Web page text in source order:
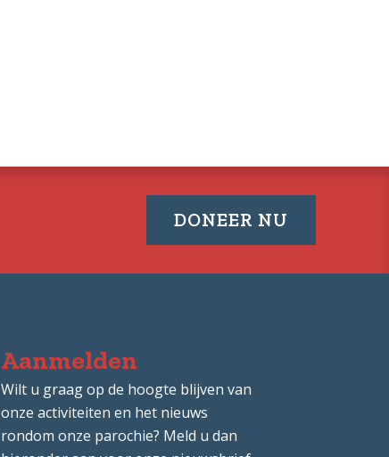
DONEER NU
Aanmelden
Wilt u graag op de hoogte blijven van
onze activiteiten en het nieuws
rondom onze parochie? Meld u dan